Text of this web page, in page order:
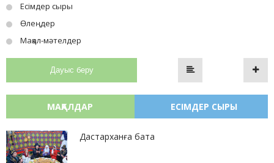
Есімдер сыры
Өлеңдер
Мақал-мәтелдер
Дауыс беру
МАҚАЛДАР ЕСІМДЕР СЫРЫ
Дастарханға бата